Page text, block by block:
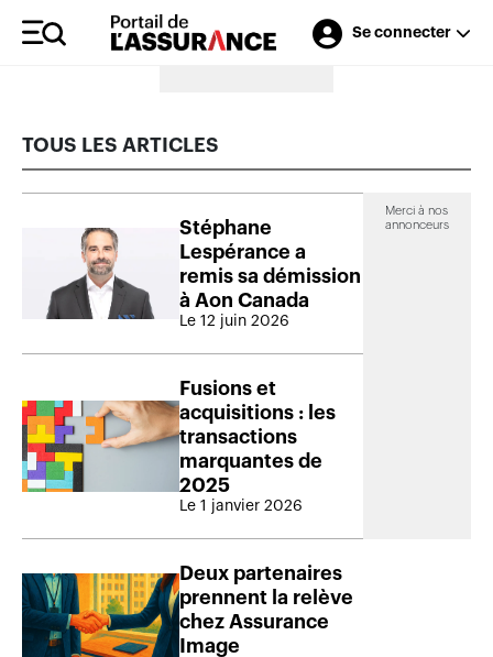
Se connecter
Merci à nos annonceurs
TOUS LES ARTICLES
Stéphane
Lespérance a
remis sa démission
à Aon Canada
Le 12 juin 2026
Fusions et
acquisitions : les
transactions
marquantes de
2025
Le 1 janvier 2026
Deux partenaires
prennent la relève
chez Assurance
Image
Merci à nos
annonceurs